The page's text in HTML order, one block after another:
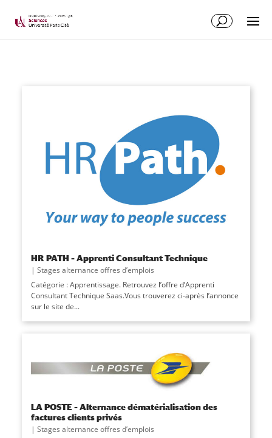
HR PATH – Apprenti Consultant Technique
| Stages alternance offres d’emplois
Catégorie : Apprentissage. Retrouvez l’offre d’Apprenti
Consultant Technique Saas.Vous trouverez ci-après l’annonce
sur le site de...
LA POSTE – Alternance dématérialisation des
factures clients privés
| Stages alternance offres d’emplois